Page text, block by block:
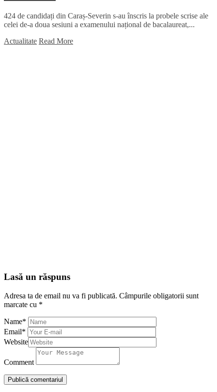
424 de candidați din Caraș-Severin s-au înscris la probele scrise ale
celei de-a doua sesiuni a examenului național de bacalaureat,...
Actualitate Read More
Lasă un răspuns
Adresa ta de email nu va fi publicată. Câmpurile obligatorii sunt
marcate cu *
Name*
Email*
Website
Comment